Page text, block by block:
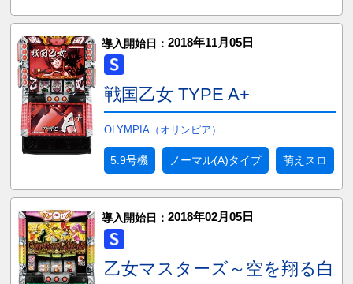
導入開始日： 2018年11月05日
戦国乙女 TYPE A+
OLYMPIA（オリンピア）
5.9号機 ノーマル(A)タイプ 萌えスロ
導入開始日： 2018年02月05日
乙女マスターズ～空を翔る白